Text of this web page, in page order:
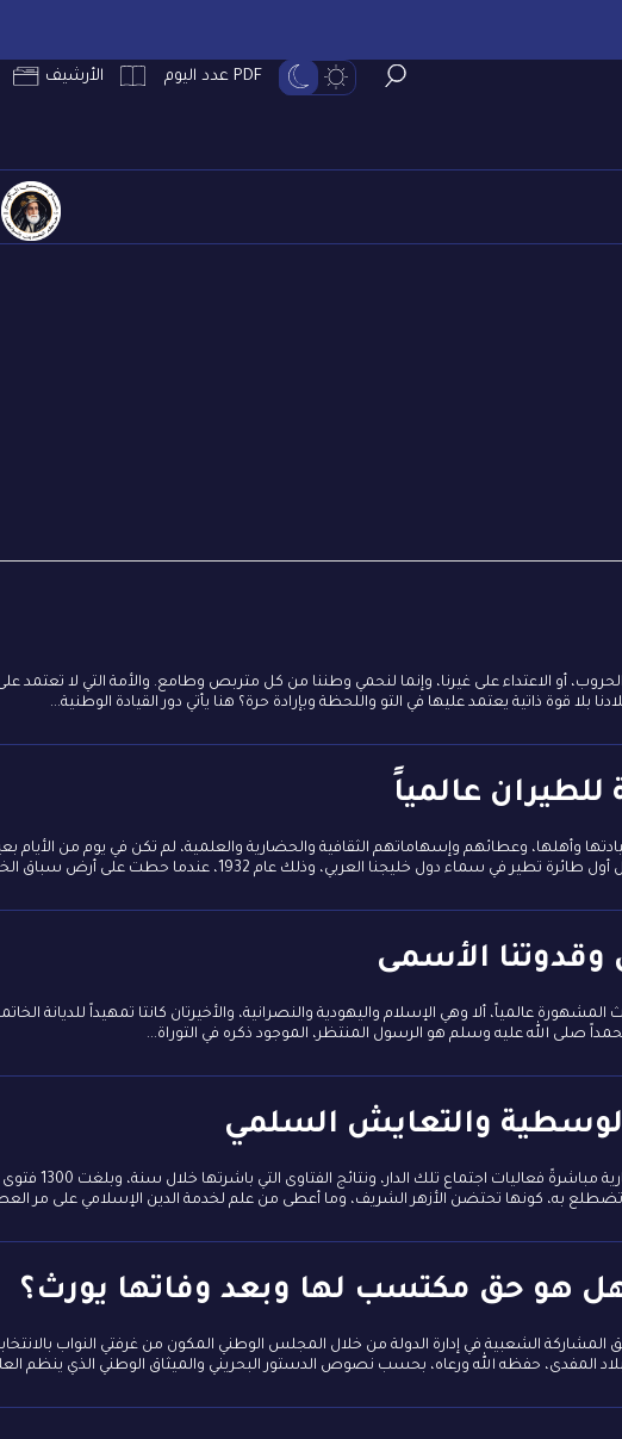
PDF عدد اليوم الأرشيف
أو الاعتداء على غيرنا، وإنما لنحمي وطننا من كل متربص وطامع. والأمة التي لا تعتمد
قوة ذاتية يعتمد عليها في التو واللحظة وبإرادة حرة؟ هنا يأتي دور القيادة الوطنية...
عالمياً
وأهلها، وعطائهم وإسهاماتهم الثقافية والحضارية والعلمية، لم تكن في يوم من
دول خليجنا العربي، وذلك عام 1932، عندما حطت على أرض سباق الخيل...
وقدوتنا الأسمى
المشهورة عالمياً، ألا وهي الإسلام واليهودية والنصرانية، والأخيرتان كانتا تمهيداً للديانة
صلى الله عليه وسلم هو الرسول المنتظر، الموجود ذكره في التوراة...
الوسطية والتعايش السلمي
في ظهر يوم الاثنين
به، كونها تحتضن الأزهر الشريف، وما أعطى من علم لخدمة الدين الإسلامي على مر
هو حق مكتسب لها وبعد وفاتها يورث؟
المشاركة الشعبية في إدارة الدولة من خلال المجلس الوطني المكون من غرفتي النواب
حفظه الله ورعاه، بحسب نصوص الدستور البحريني والميثاق الوطني الذي ينظم